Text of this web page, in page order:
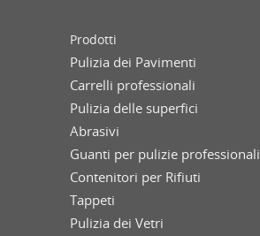
Prodotti
Pulizia dei Pavimenti
Carrelli professionali
Pulizia delle superfici
Abrasivi
Guanti per pulizie professionali
Contenitori per Rifiuti
Tappeti
Pulizia dei Vetri